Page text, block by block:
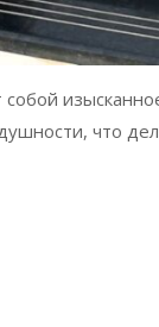
что